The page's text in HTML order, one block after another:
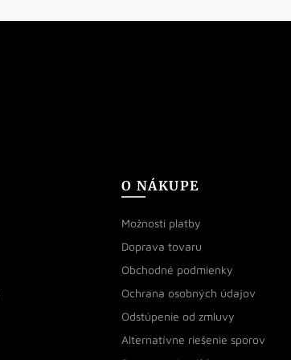
O NÁKUPE
Možnosti platby
Doprava tovaru
Obchodné podmienky
Ochrana osobných údajov
Odstúpenie od zmluvy
Alternatívne riešenie sporov